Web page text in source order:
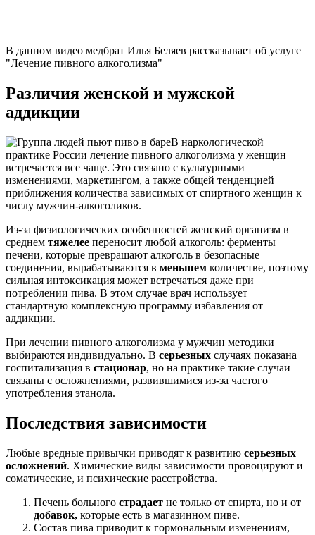
В данном видео медбрат Илья Беляев рассказывает об услуге
"Лечение пивного алкоголизма"
Различия женской и мужской
аддикции
В наркологической
практике России лечение пивного алкоголизма у женщин
встречается все чаще. Это связано с культурными
изменениями, маркетингом, а также общей тенденцией
приближения количества зависимых от спиртного женщин к
числу мужчин-алкоголиков.
Из-за физиологических особенностей женский организм в
среднем тяжелее переносит любой алкоголь: ферменты
печени, которые превращают алкоголь в безопасные
соединения, вырабатываются в меньшем количестве, поэтому
сильная интоксикация может встречаться даже при
потреблении пива. В этом случае врач использует
стандартную комплексную программу избавления от
аддикции.
При лечении пивного алкоголизма у мужчин методики
выбираются индивидуально. В серьезных случаях показана
госпитализация в стационар, но на практике такие случаи
связаны с осложнениями, развившимися из-за частого
употребления этанола.
Последствия зависимости
Любые вредные привычки приводят к развитию серьезных
осложнений. Химические виды зависимости провоцируют и
соматические, и психические расстройства.
Печень больного страдает не только от спирта, но и от
добавок, которые есть в магазинном пиве.
Состав пива приводит к гормональным изменениям,